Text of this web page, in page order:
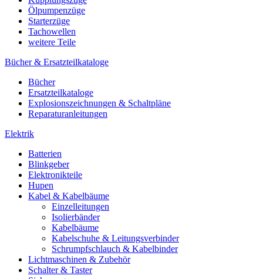
Ölpumpenzüge
Starterzüge
Tachowellen
weitere Teile
Bücher & Ersatzteilkataloge
Bücher
Ersatzteilkataloge
Explosionszeichnungen & Schaltpläne
Reparaturanleitungen
Elektrik
Batterien
Blinkgeber
Elektronikteile
Hupen
Kabel & Kabelbäume
Einzelleitungen
Isolierbänder
Kabelbäume
Kabelschuhe & Leitungsverbinder
Schrumpfschlauch & Kabelbinder
Lichtmaschinen & Zubehör
Schalter & Taster